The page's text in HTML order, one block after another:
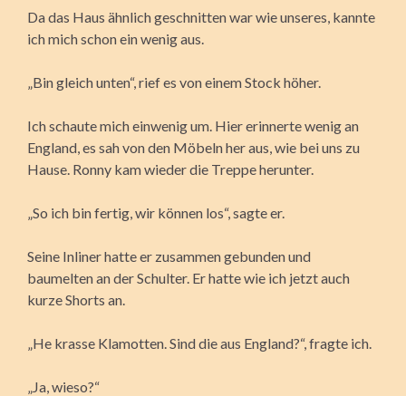
Da das Haus ähnlich geschnitten war wie unseres, kannte
ich mich schon ein wenig aus.
„Bin gleich unten“, rief es von einem Stock höher.
Ich schaute mich einwenig um. Hier erinnerte wenig an
England, es sah von den Möbeln her aus, wie bei uns zu
Hause. Ronny kam wieder die Treppe herunter.
„So ich bin fertig, wir können los“, sagte er.
Seine Inliner hatte er zusammen gebunden und
baumelten an der Schulter. Er hatte wie ich jetzt auch
kurze Shorts an.
„He krasse Klamotten. Sind die aus England?“, fragte ich.
„Ja, wieso?“